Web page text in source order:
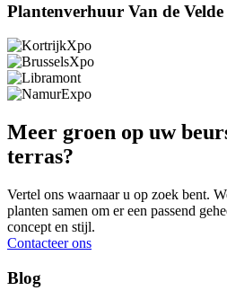
Plantenverhuur Van de
Meer groen op uw
terras?
Vertel ons waarnaar u op zoek bent.
planten samen om er een passend
concept en stijl.
Contacteer ons
Blog